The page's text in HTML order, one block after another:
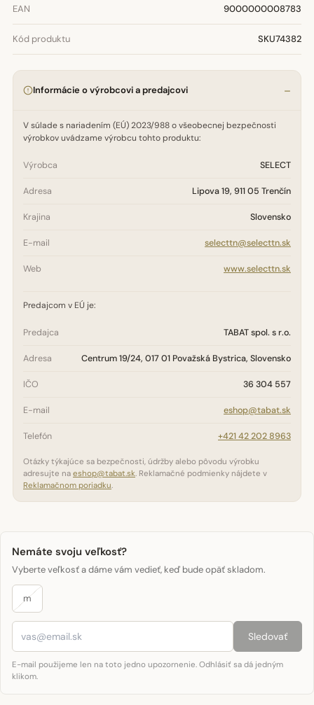
EAN 9000000008783
Kód produktu SKU74382
Informácie o výrobcovi a predajcovi
V súlade s nariadením (EÚ) 2023/988 o všeobecnej bezpečnosti
výrobkov uvádzame výrobcu tohto produktu:
Výrobca SELECT
Adresa Lipova 19, 911 05 Trenčín
Krajina Slovensko
E-mail selecttn@selecttn.sk
Web www.selecttn.sk
Predajcom v EÚ je:
Predajca TABAT spol. s r.o.
Adresa Centrum 19/24, 017 01 Považská Bystrica, Slovensko
IČO 36 304 557
E-mail eshop@tabat.sk
Telefón +421 42 202 8963
Otázky týkajúce sa bezpečnosti, údržby alebo pôvodu výrobku
adresujte na eshop@tabat.sk. Reklamačné podmienky nájdete v
Reklamačnom poriadku.
Nemáte svoju veľkosť?
Vyberte veľkosť a dáme vám vedieť, keď bude opäť skladom.
m
Sledovať
E-mail použijeme len na toto jedno upozornenie. Odhlásiť sa dá jedným
klikom.